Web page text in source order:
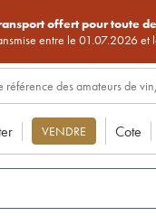
offert pour toute
entre le 01.07.2026
VENDRE Cote